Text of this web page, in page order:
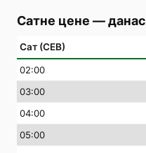
Сатне цене — данас
Сат (СЕВ)
02:00
03:00
04:00
05:00